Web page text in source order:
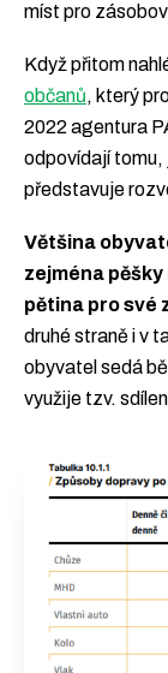
míst pro
Když přitom
občanů, který
2022 agentura
odpovídají tomu,
představuje
Většina
zejména
pětina pro své
druhé straně i v
obyvatel sedá
využije tzv.